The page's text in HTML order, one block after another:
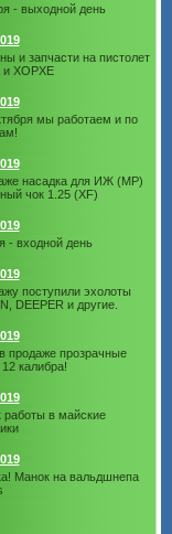
- выходной день
и запчасти на пистолет
и ХОРХЕ
мы работаем и по
насадка для ИЖ (МР)
чок 1.25 (XF)
- входной день
поступили эхолоты
DEEPER и другие.
продаже прозрачные
калибра!
работы в майские
Манок на вальдшнепа